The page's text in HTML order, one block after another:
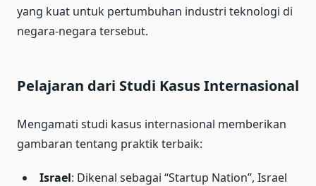
yang kuat untuk pertumbuhan industri teknologi di
negara-negara tersebut.
Pelajaran dari Studi Kasus Internasional
Mengamati studi kasus internasional memberikan
gambaran tentang praktik terbaik:
Israel: Dikenal sebagai “Startup Nation”, Israel